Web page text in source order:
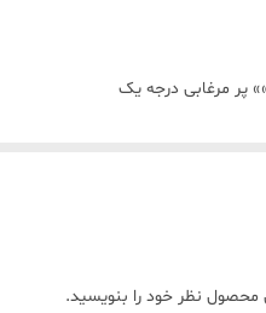
پر مرغابی درجه یک
محصول نظر خود را بنویسید.